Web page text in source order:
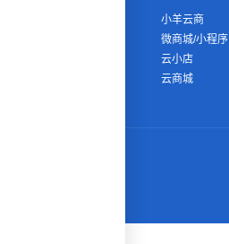
小羊云商
微商城/小程序
云小店
云商城